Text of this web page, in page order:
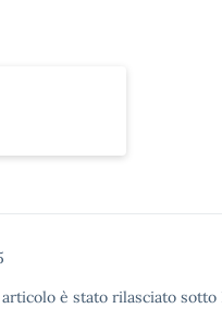
è stato rilasciato